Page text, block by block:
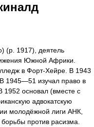
(р. 1917), деятель
Южной Африки.
в Форт-Хейре. В 1943
1945—51 изучал право в
1952 основал (вместе с
адвокатскую
молодёжной лиги АНК,
против расизма.